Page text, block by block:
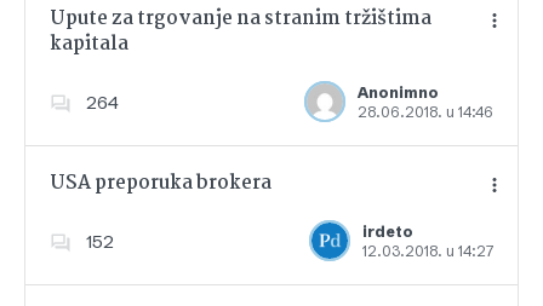
Upute za trgovanje na stranim tržištima
kapitala
264
Anonimno
28.06.2018. u 14:46
Dodajte u favorite
USA preporuka brokera
152
irdeto
12.03.2018. u 14:27
Dodajte u favorite